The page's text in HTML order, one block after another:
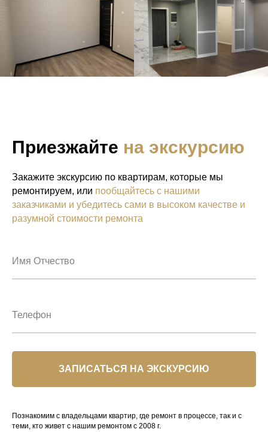
Приезжайте на экскурсию
Закажите экскурсию по квартирам, которые мы
ремонтируем, или пообщайтесь с нашими
заказчиками и убедитесь сами в высоком качестве и
разумной стоимости ремонта
ЗАПИСАТЬСЯ НА ЭКСКУРСИЮ
Познакомим с владельцами квартир, где ремонт в процессе, так и с
теми, кто живет с нашим ремонтом с 2008 г.